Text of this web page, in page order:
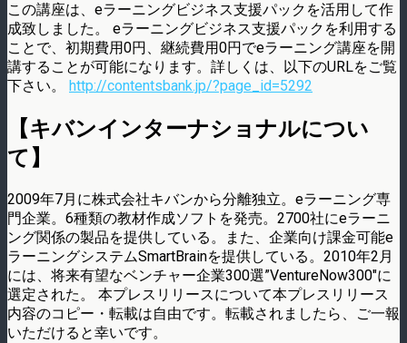
この講座は、eラーニングビジネス支援パックを活用して作
成致しました。 eラーニングビジネス支援パックを利用する
ことで、初期費用0円、継続費用0円でeラーニング講座を開
講することが可能になります。詳しくは、以下のURLをご覧
下さい。
http://contentsbank.jp/?page_id=5292
【キバンインターナショナルについ
て】
2009年7月に株式会社キバンから分離独立。eラーニング専
門企業。6種類の教材作成ソフトを発売。2700社にeラーニ
ング関係の製品を提供している。また、企業向け課金可能e
ラーニングシステムSmartBrainを提供している。2010年2月
には、将来有望なベンチャー企業300選”VentureNow300″に
選定された。 本プレスリリースについて本プレスリリース
内容のコピー・転載は自由です。転載されましたら、ご一報
いただけると幸いです。